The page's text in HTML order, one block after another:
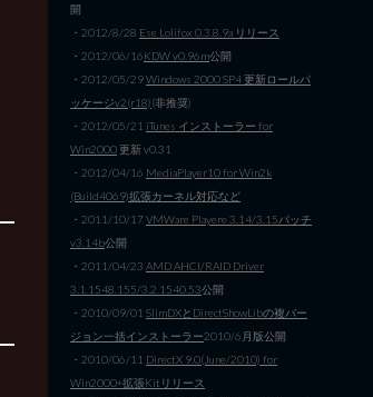
開
・2012/8/28 Ese Lolifox 0.3.8.9a リリース
・2012/06/16KDW v0.96m公開
・2012/05/29Windows 2000 SP4 更新ロールパ
ッケージv2(r18)(非推奨)
・2012/05/21 iTunes インストーラー for
Win2000更新 v0.31
・2012/04/16 MediaPlayer10 for Win2k
(Build4069)拡張カーネル対応など
・2011/10/17VMWare Playere 3.14/3.15パッチ
v3.14b公開
・2011/04/23 AMD AHCI/RAID Driver
3.1.1548.155/3.2.1540.53公開
・2010/09/01 SlimDXとDirectShowLibの複バー
ジョン一括インストーラー2010/6月版公開
・2010/06/11 DirectX 9.0(June/2010) for
Win2000+拡張Kitリリース